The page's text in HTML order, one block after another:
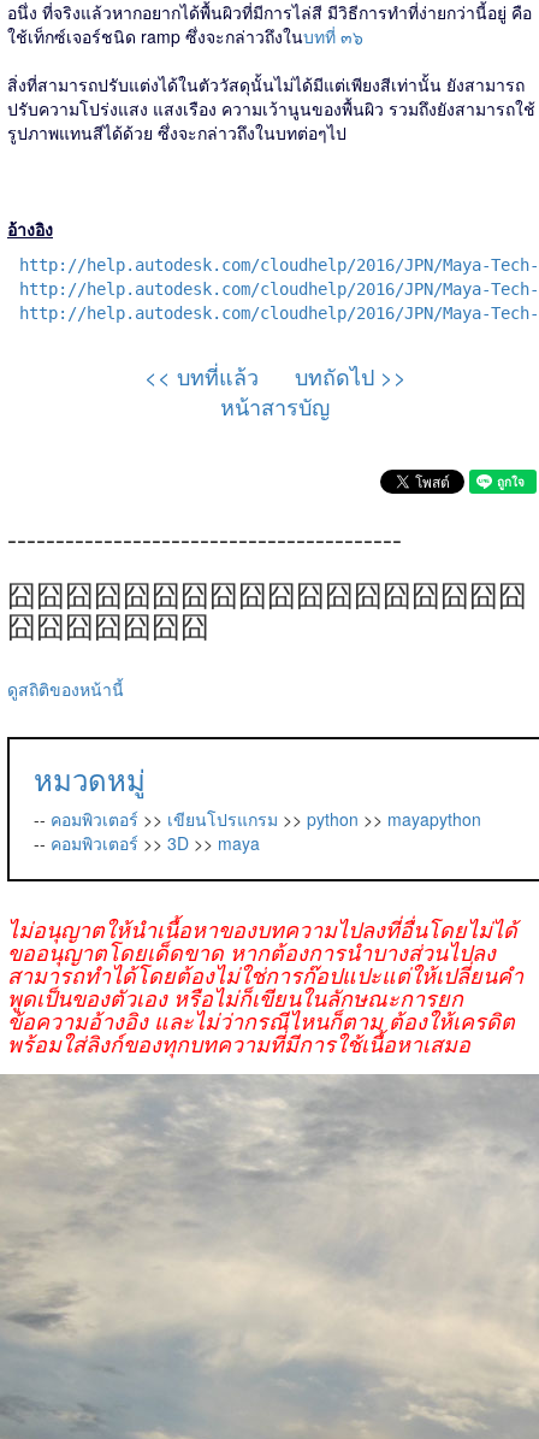
อนึ่ง ที่จริงแล้วหากอยากได้พื้นผิวที่มีการไล่สี มีวิธีการทำที่ง่ายกว่านี้อยู่ คือ
ใช้เท็กซ์เจอร์ชนิด ramp ซึ่งจะกล่าวถึงในบทที่ ๓๖
สิ่งที่สามารถปรับแต่งได้ในตัววัสดุนั้นไม่ได้มีแต่เพียงสีเท่านั้น ยังสามารถ
ปรับความโปร่งแสง แสงเรือง ความเว้านูนของพื้นผิว รวมถึงยังสามารถใช้
รูปภาพแทนสีได้ด้วย ซึ่งจะกล่าวถึงในบทต่อๆไป
อ้างอิง
http://help.autodesk.com/cloudhelp/2016/JPN/Maya-Tech-
http://help.autodesk.com/cloudhelp/2016/JPN/Maya-Tech-
http://help.autodesk.com/cloudhelp/2016/JPN/Maya-
<< บทที่แล้ว
บทถัดไป >>
หน้าสารบัญ
-----------------------------------------
囧囧囧囧囧囧囧囧囧囧囧囧囧囧囧囧囧囧
囧囧囧囧囧囧囧
ดูสถิติของหน้านี้
หมวดหมู่
-- คอมพิวเตอร์ >> เขียนโปรแกรม >> python >> mayapython
-- คอมพิวเตอร์ >> 3D >> maya
ไม่อนุญาตให้นำเนื้อหาของบทความไปลงที่อื่นโดยไม่ได้
ขออนุญาตโดยเด็ดขาด หากต้องการนำบางส่วนไปลง
สามารถทำได้โดยต้องไม่ใช่การก๊อปแปะแต่ให้เปลี่ยนคำ
พูดเป็นของตัวเอง หรือไม่ก็เขียนในลักษณะการยก
ข้อความอ้างอิง และไม่ว่ากรณีไหนก็ตาม ต้องให้เครดิต
พร้อมใส่ลิงก์ของทุกบทความที่มีการใช้เนื้อหาเสมอ